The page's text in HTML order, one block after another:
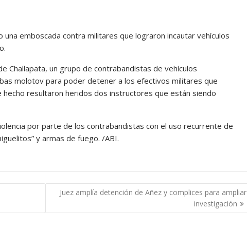
emboscada contra militares que lograron incautar vehículos
Challapata, un grupo de contrabandistas de vehículos
molotov para poder detener a los efectivos militares que
resultaron heridos dos instructores que están siendo
por parte de los contrabandistas con el uso recurrente de
y armas de fuego. /ABI.
Juez amplía detención de Añez y complices para ampliar
investigación